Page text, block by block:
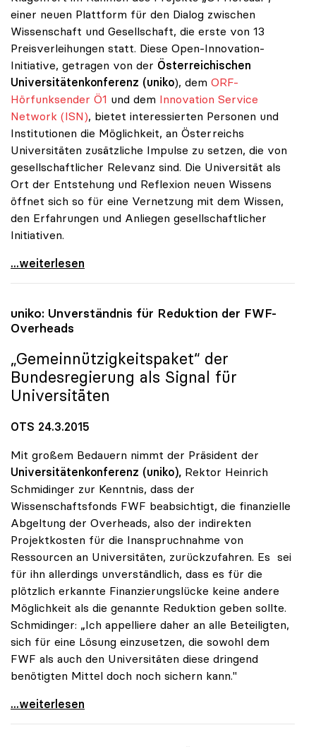
einer neuen Plattform für den Dialog zwischen
Wissenschaft und Gesellschaft, die erste von 13
Preisverleihungen statt. Diese Open-Innovation-
Initiative, getragen von der Österreichischen
Universitätenkonferenz (uniko), dem ORF-
Hörfunksender Ö1 und dem Innovation Service
Network (ISN), bietet interessierten Personen und
Institutionen die Möglichkeit, an Österreichs
Universitäten zusätzliche Impulse zu setzen, die von
gesellschaftlicher Relevanz sind. Die Universität als
Ort der Entstehung und Reflexion neuen Wissens
öffnet sich so für eine Vernetzung mit dem Wissen,
den Erfahrungen und Anliegen gesellschaftlicher
Initiativen.
Erste Preisverleihung zu uniko-Projekt
...weiterlesen
uniko: Unverständnis für Reduktion der FWF-
Overheads
„Gemeinnützigkeitspaket“ der
Bundesregierung als Signal für
Universitäten
OTS 24.3.2015
Mit großem Bedauern nimmt der Präsident der
Universitätenkonferenz (uniko), Rektor Heinrich
Schmidinger zur Kenntnis, dass der
Wissenschaftsfonds FWF beabsichtigt, die finanzielle
Abgeltung der Overheads, also der indirekten
Projektkosten für die Inanspruchnahme von
Ressourcen an Universitäten, zurückzufahren. Es sei
für ihn allerdings unverständlich, dass es für die
plötzlich erkannte Finanzierungslücke keine andere
Möglichkeit als die genannte Reduktion geben sollte.
Schmidinger: „Ich appelliere daher an alle Beteiligten,
sich für eine Lösung einzusetzen, die sowohl dem
FWF als auch den Universitäten diese dringend
benötigten Mittel doch noch sichern kann."
uniko: Unverständnis für Reduktion der
...weiterlesen